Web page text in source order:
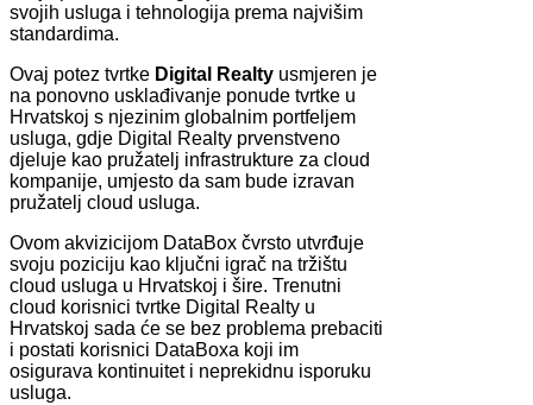
svojih usluga i tehnologija prema najvišim
standardima.
Ovaj potez tvrtke Digital Realty usmjeren je
na ponovno usklađivanje ponude tvrtke u
Hrvatskoj s njezinim globalnim portfeljem
usluga, gdje Digital Realty prvenstveno
djeluje kao pružatelj infrastrukture za cloud
kompanije, umjesto da sam bude izravan
pružatelj cloud usluga.
Ovom akvizicijom DataBox čvrsto utvrđuje
svoju poziciju kao ključni igrač na tržištu
cloud usluga u Hrvatskoj i šire. Trenutni
cloud korisnici tvrtke Digital Realty u
Hrvatskoj sada će se bez problema prebaciti
i postati korisnici DataBoxa koji im
osigurava kontinuitet i neprekidnu isporuku
usluga.